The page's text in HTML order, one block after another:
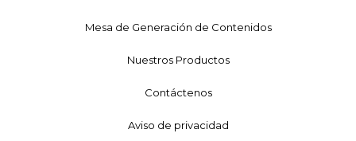
Mesa de Generación de Contenidos
Nuestros Productos
Contáctenos
Aviso de privacidad